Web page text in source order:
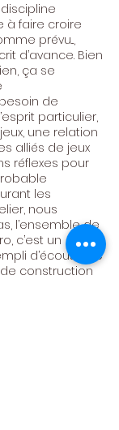
à faire croire
prévu...,
d’avance. Bien
ça se
de
particulier,
une relation
alliés de jeux
réflexes pour
les
nous
l’ensemble de
c’est un
d’écoute, de
de construction